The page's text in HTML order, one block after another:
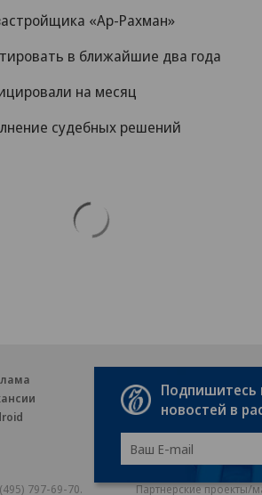
«Ар-Рахман»
в ближайшие два года
на месяц
судебных решений
Правовая
E-mail рассылки
797-69-70. Партнерские проекты/
Подпишитесь
новостей в